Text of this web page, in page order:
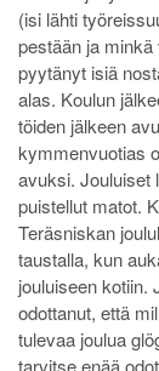
(isi lähti
pestään ja
pyytänyt isiä
alas. Koulun
töiden jälkeen
kymmenvuotias
avuksi. Jouluiset
puistellut matot.
Teräsniskan
taustalla, kun
jouluiseen kotiin.
odottanut, että
tulevaa joulua
tarvitse enää